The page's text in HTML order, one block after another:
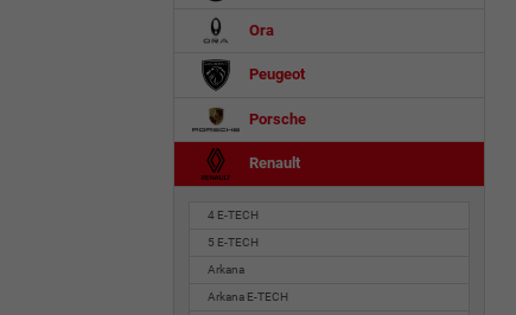
Ora
Peugeot
Porsche
Renault
4 E-TECH
5 E-TECH
Arkana
Arkana E-TECH